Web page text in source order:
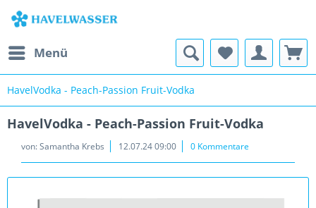
Menü
HavelVodka - Peach-Passion Fruit-Vodka
HavelVodka - Peach-Passion Fruit-Vodka
von:Samantha Krebs 12.07.24 09:00 0 Kommentare